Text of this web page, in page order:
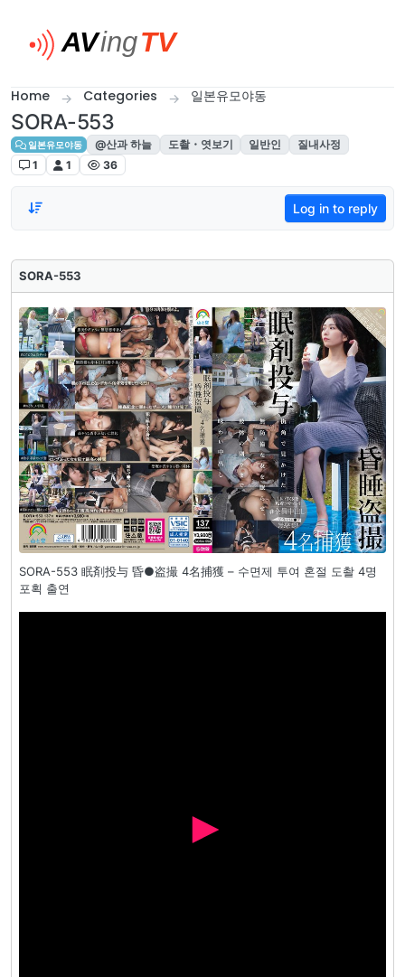
Home Categories 일본유모야동
SORA-553
일본유모야동 @산과 하늘 도촬・엿보기 일반인
질내사정
1
1 36
Log in to reply
SORA-553
SORA-553 眠剤投与 昏●盗撮 4名捕獲 – 수면제 투여 혼절 도촬 4명
포획 출연